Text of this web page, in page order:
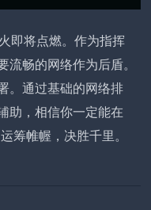
即将点燃。作为指挥
畅的网络作为后盾。
。通过基础的网络排
助，相信你一定能在
筹帷幄，决胜千里。